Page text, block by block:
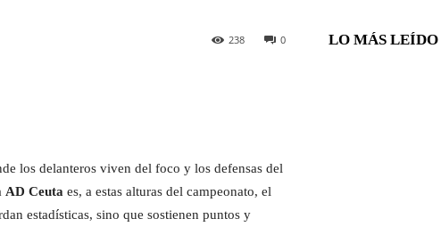
0
238
los delanteros viven del foco y los defensas del
AD Ceuta es, a estas alturas del campeonato, el
estadísticas, sino que sostienen puntos y
LO MÁS LEÍDO